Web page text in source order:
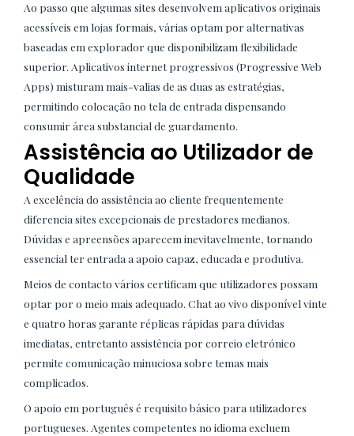
Ao passo que algumas sites desenvolvem aplicativos originais
acessíveis em lojas formais, várias optam por alternativas
baseadas em explorador que disponibilizam flexibilidade
superior. Aplicativos internet progressivos (Progressive Web
Apps) misturam mais-valias de as duas as estratégias,
permitindo colocação no tela de entrada dispensando
consumir área substancial de guardamento.
Assistência ao Utilizador de
Qualidade
A excelência do assistência ao cliente frequentemente
diferencia sites excepcionais de prestadores medianos.
Dúvidas e apreensões aparecem inevitavelmente, tornando
essencial ter entrada a apoio capaz, educada e produtiva.
Meios de contacto vários certificam que utilizadores possam
optar por o meio mais adequado. Chat ao vivo disponível vinte
e quatro horas garante réplicas rápidas para dúvidas
imediatas, entretanto assistência por correio eletrónico
permite comunicação minuciosa sobre temas mais
complicados.
O apoio em português é requisito básico para utilizadores
portugueses. Agentes competentes no idioma excluem